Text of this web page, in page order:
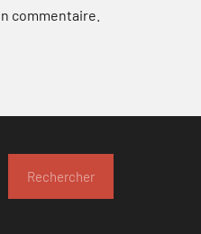
commentaire.
Rechercher